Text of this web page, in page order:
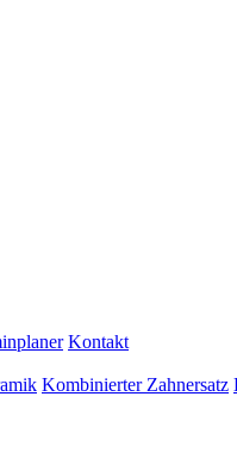
Kontakt
Kombinierter Zahnersatz